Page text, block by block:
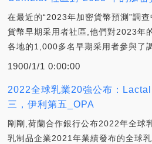
在最近的“2023年加密貨幣預測”調
貨幣早期采用者社區,他們對2023年
各地的1,000多名早期采用者參與了
1900/1/1 0:00:00
2022全球乳業20強公布：
三，伊利第五_OPA
剛剛,荷蘭合作銀行公布2022年全球
乳制品企業2021年業績發布的全球